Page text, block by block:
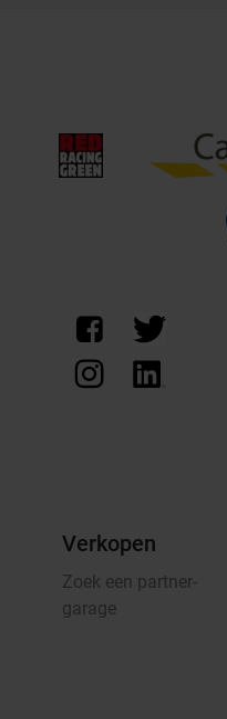
Verkopen
Zoek een partner-
garage